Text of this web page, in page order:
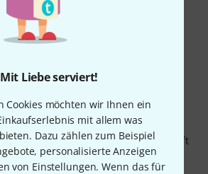
Mit Liebe serviert!
Cookies möchten wir Ihnen ein
mit allem was
Dazu zählen zum Beispiel
personalisierte Anzeigen
von Einstellungen. Wenn das für
dass sie bei diesem Durchmesser
erstklassige Verarbeitung, die Wellen
und sie eignet sich hervorragend
Ein wirklich gutes Produkt,
Serie (schamanische Trommel). Das
es ist Mylar) ist fantastisch. Für
ist sie das i-Tüpfelchen. Ein
Team für ihre Hilfsbereitschaft